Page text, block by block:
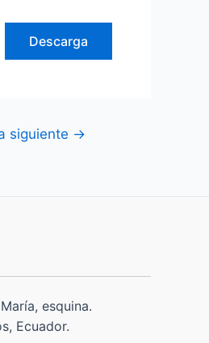
Descarga
siguiente →
esquina.
Ecuador.